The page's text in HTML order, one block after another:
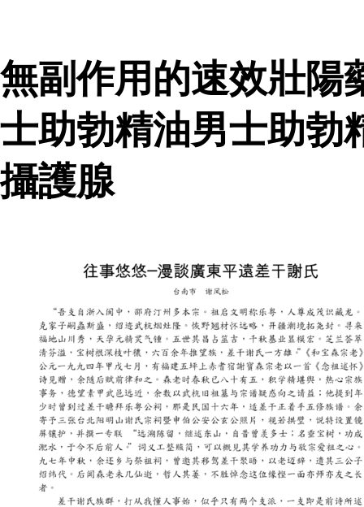
無副作用的速效壯陽
士助勃精油男士助勃
攝護腺